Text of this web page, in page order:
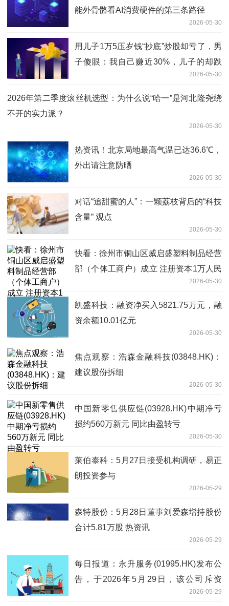
能外骨骼看AI消费硬件的第三条路径
2026-05-30
用儿子1万5压岁钱“抄底”炒股却亏了，男
子傻眼：我自己赚近30%，儿子的却跌
了，不知道怎么向娃交代 今日热闻2026-05-30
2026年第二季度滚丝机选型：为什么说“哈一”是河北隆尧绕
不开的实力派？
2026-05-30
热资讯！北京局地最高气温已达36.6℃，
外出请注意防晒
2026-05-30
对话“追甜蜜的人”：一颗荔枝背后的“科技
含量” 观点
2026-05-30
快看：徐州市铜山区威启盛塑料制品经营
部（个体工商户）成立 注册资本1万人民
2026-05-30
凯盛科技：融资净买入5821.75万元，融
资余额10.01亿元
2026-05-30
焦点观察：浩森金融科技(03848.HK)：
建议股份拆细
2026-05-30
中国新零售供应链(03928.HK)中期净亏
损约560万新元 同比由盈转亏
2026-05-30
莱伯泰科：5月27日接受机构调研，易正
朗投资参与
2026-05-29
森特股份：5月28日董事刘爱森增持股份
合计5.81万股 热资讯
2026-05-29
每日报道：永升服务(01995.HK)发布公
告，于2026年5月29日，该公司斥资
2026-05-29